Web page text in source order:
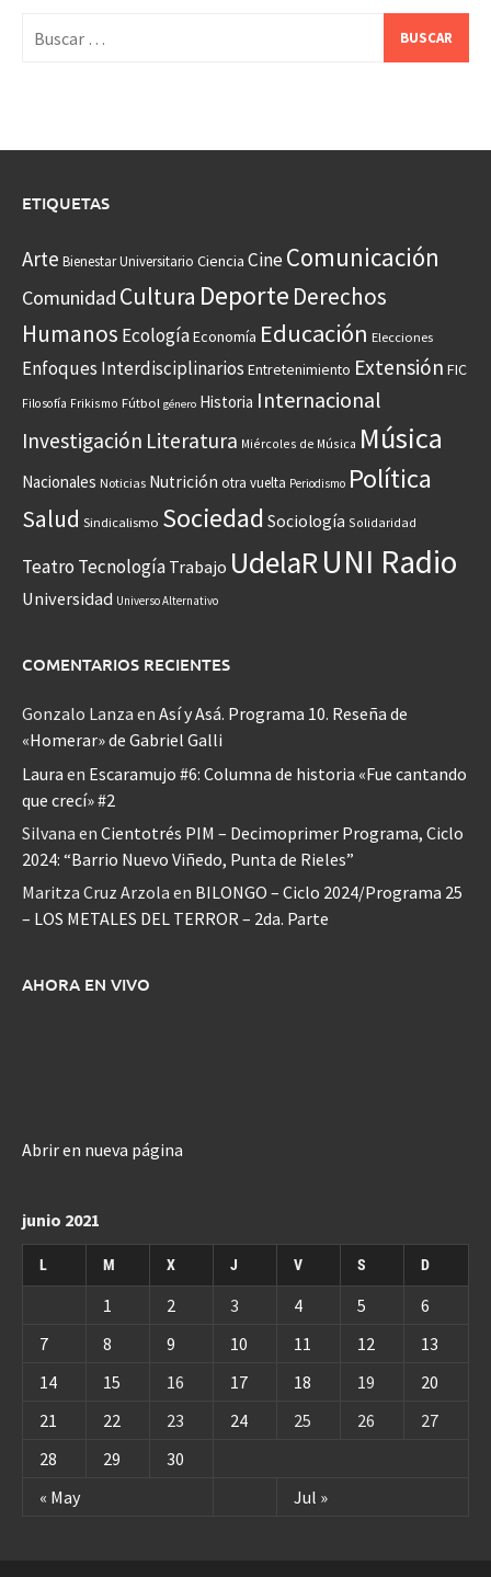
ETIQUETAS
Arte Bienestar Universitario Ciencia CineComunicación
Comunidad Cultura Deporte Derechos
Humanos EcologíaEconomía Educación Elecciones
Enfoques Interdisciplinarios Entretenimiento Extensión FIC
Filosofía Frikismo Fútbol género Historia Internacional
Investigación Literatura Miércoles de Música Música
Nacionales Noticias Nutrición otra vuelta Periodismo Política
Salud Sindicalismo Sociedad Sociología Solidaridad
Teatro Tecnología Trabajo UdelaRUNI Radio
Universidad Universo Alternativo
COMENTARIOS RECIENTES
Gonzalo Lanza en Así y Asá. Programa 10. Reseña de
«Homerar» de Gabriel Galli
Laura en Escaramujo #6: Columna de historia «Fue cantando
que crecí» #2
Silvana en Cientotrés PIM – Decimoprimer Programa, Ciclo
2024: “Barrio Nuevo Viñedo, Punta de Rieles”
Maritza Cruz Arzola en BILONGO – Ciclo 2024/Programa 25
– LOS METALES DEL TERROR – 2da. Parte
AHORA EN VIVO
Abrir en nueva página
junio 2021
L M X J V S D
« May Jul »
1 2 3 4 5
6
7
8 9 10 11 12
13
14
15 16 17 18 19
20
21
22 23 24 25 26
27
28
29 30